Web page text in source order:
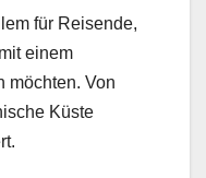
für Reisende,
einem
möchten. Von
Küste